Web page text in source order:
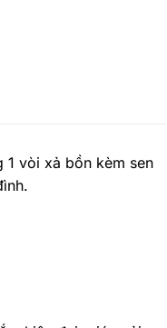
1 vòi xả bồn kèm sen